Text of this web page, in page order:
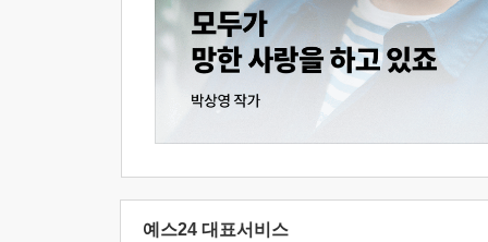
예스24 대표서비스